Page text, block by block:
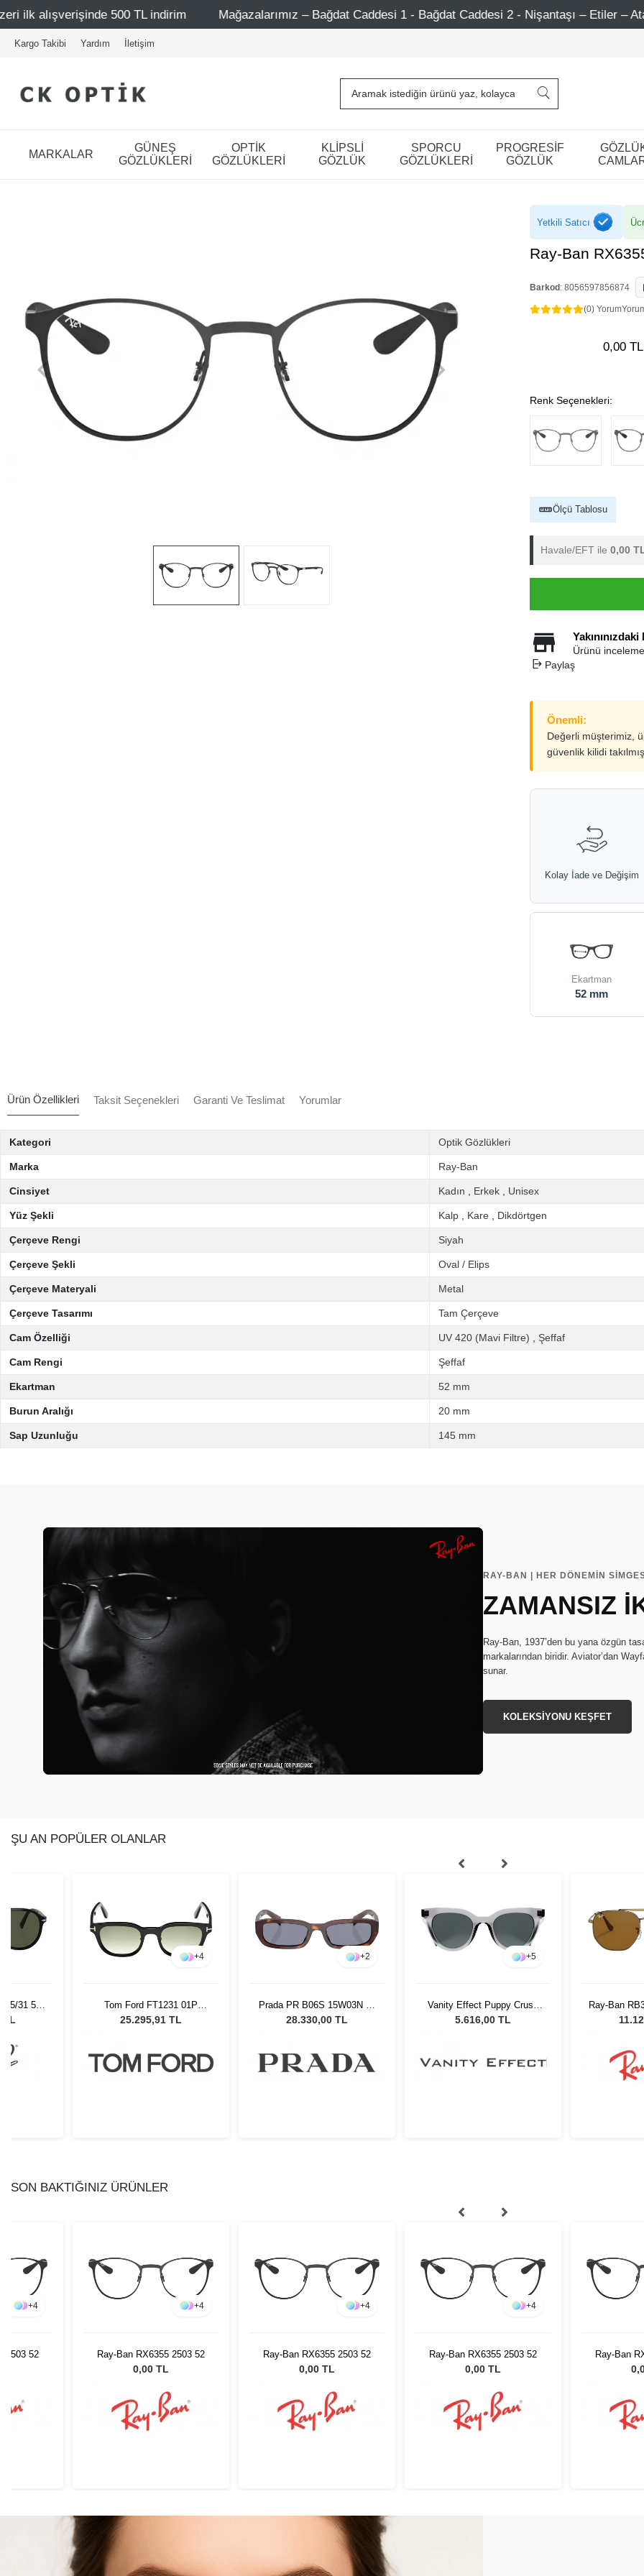
500 TL indirim Mağazalarımız – Bağdat Caddesi 1 - Bağdat Caddesi 2 - Nişantaşı – Etiler – Ataşehir 750
Kargo Takibi Yardım İletişim
MARKALAR
GÜNEŞ
GÖZLÜKLERİ
OPTİK
GÖZLÜKLERİ
KLİPSLİ
GÖZLÜK
SPORCU
GÖZLÜKLERİ
PROGRESİF
GÖZLÜK
Yetkili Satıcı
Ray-Ban
Barkod : 8056597856874
(0) Yorum
0,00 TL
Renk Seçenekleri:
Ölçü Tablosu
Havale/EFT ile 0,00
Ürünü
Paylaş
Önemli:
Değerli müşterimiz,
güvenlik kilidi
Kolay İade ve Değişim
Ekartman
52 mm
Ürün Özellikleri Taksit Seçenekleri Garanti Ve Teslimat Yorumlar
Kategori Optik Gözlükleri
Marka Ray-Ban
Cinsiyet Kadın Erkek Unisex
Yüz Şekli Kalp Kare Dikdörtgen
Çerçeve Rengi Siyah
Çerçeve Şekli Oval / Elips
Çerçeve Materyali Metal
Çerçeve Tasarımı Tam Çerçeve
Cam Özelliği UV 420 (Mavi Filtre) Şeffaf
Cam Rengi Şeffaf
Ekartman 52 mm
Burun Aralığı 20 mm
Sap Uzunluğu 145 mm
RAY-BAN | HER DÖNEMİN
ZAMANSIZ
Ray-Ban, 1937’den bu yana özgün
markalarından biridir. Aviator’dan
sunar.
KOLEKSİYONU KEŞFET
ŞU AN POPÜLER OLANLAR
95/31 55
TL
+4
Tom Ford FT1231 01P
Unisex Güneş Gözlüğü
25.295,91 TL
+2
Prada PR B06S 15W03N 53
Kadın Güneş Gözlüğü
28.330,00 TL
+5
Vanity Effect Puppy Crush
TG1 Kadın Güneş Gözlüğü
5.616,00 TL
Ray-Ban
Unisex
SON BAKTIĞINIZ ÜRÜNLER
+4
2503 52
+4
Ray-Ban RX6355 2503 52
0,00 TL
+4
Ray-Ban RX6355 2503 52
0,00 TL
+4
Ray-Ban RX6355 2503 52
0,00 TL
Ray-Ban